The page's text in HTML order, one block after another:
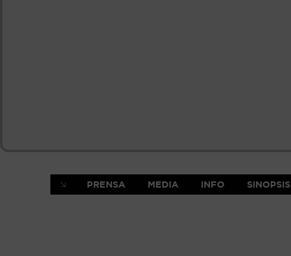
PRENSA MEDIA INFO SINOPSIS